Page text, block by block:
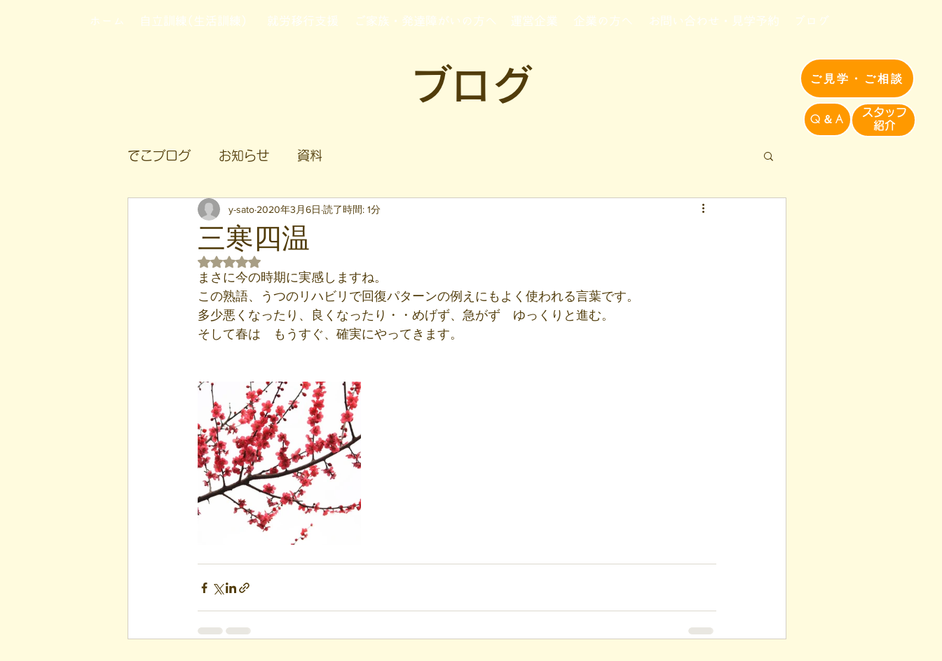
ご見学・ご相談
Q＆A
​スタッフ
紹介​
ホーム 自立訓練(生活訓練) 就労移行支援 ご家族・発達障がいの方へ 運営企業 企業の方へ お問い合わせ・見学予約 ブログ
ブログ
でこブログ お知らせ 資料
三寒四温
y-sato 2020年3月6日 読了時間: 1分
5つ星のうちNaNと評価されています。
まさに今の時期に実感しますね。
この熟語、うつのリハビリで回復パターンの例えにもよく使われる言葉です。
多少悪くなったり、良くなったり・・めげず、急がず　ゆっくりと進む。
そして春は　もうすぐ、確実にやってきます。